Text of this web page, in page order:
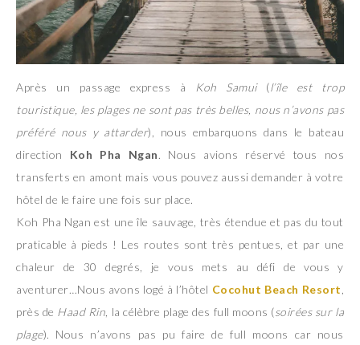
Après un passage express à Koh Samui(l’île est trop
touristique, les plages ne sont pas très belles, nous n’avons pas
préféré nous y attarder), nous embarquons dans le bateau
direction Koh Pha Ngan. Nous avions réservé tous nos
transferts en amont mais vous pouvez aussi demander à votre
hôtel de le faire une fois sur place.
Koh Pha Ngan est une île sauvage, très étendue et pas du tout
praticable à pieds ! Les routes sont très pentues, et par une
chaleur de 30 degrés, je vous mets au défi de vous y
aventurer…Nous avons logé à l’hôtel Cocohut Beach Resort
près de Haad Rin , la célèbre plage des full moons (soirées sur la
plage). Nous n’avons pas pu faire de full moons car nous